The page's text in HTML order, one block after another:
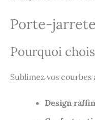
Porte-
Pourquoi
Sublimez vos
Design